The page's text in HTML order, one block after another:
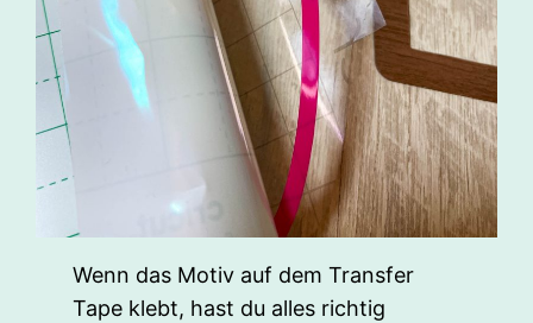
Wenn das Motiv auf dem Transfer
Tape klebt, hast du alles richtig